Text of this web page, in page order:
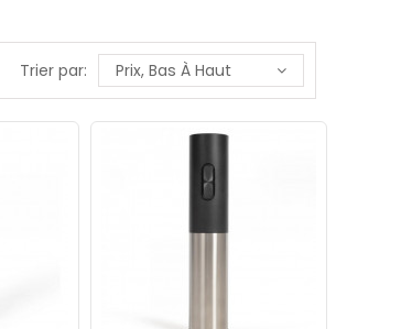
Trier par: Prix, Bas À Haut